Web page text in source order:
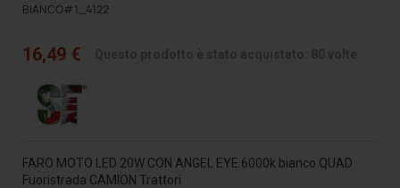
BIANCO#1_4122
16,49 €
FARO MOTO LED 20W CON ANGEL EYE 6000k bianco QUAD
Fuoristrada CAMION Trattori